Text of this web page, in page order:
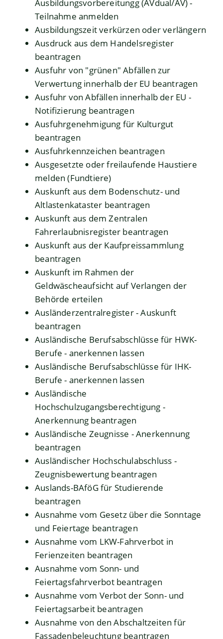
Ausbildungsvorbereitungg (AVdual/AV) -
Teilnahme anmelden
Ausbildungszeit verkürzen oder verlängern
Ausdruck aus dem Handelsregister
beantragen
Ausfuhr von "grünen" Abfällen zur
Verwertung innerhalb der EU beantragen
Ausfuhr von Abfällen innerhalb der EU -
Notifizierung beantragen
Ausfuhrgenehmigung für Kulturgut
beantragen
Ausfuhrkennzeichen beantragen
Ausgesetzte oder freilaufende Haustiere
melden (Fundtiere)
Auskunft aus dem Bodenschutz- und
Altlastenkataster beantragen
Auskunft aus dem Zentralen
Fahrerlaubnisregister beantragen
Auskunft aus der Kaufpreissammlung
beantragen
Auskunft im Rahmen der
Geldwäscheaufsicht auf Verlangen der
Behörde erteilen
Ausländerzentralregister - Auskunft
beantragen
Ausländische Berufsabschlüsse für HWK-
Berufe - anerkennen lassen
Ausländische Berufsabschlüsse für IHK-
Berufe - anerkennen lassen
Ausländische
Hochschulzugangsberechtigung -
Anerkennung beantragen
Ausländische Zeugnisse - Anerkennung
beantragen
Ausländischer Hochschulabschluss -
Zeugnisbewertung beantragen
Auslands-BAföG für Studierende
beantragen
Ausnahme vom Gesetz über die Sonntage
und Feiertage beantragen
Ausnahme vom LKW-Fahrverbot in
Ferienzeiten beantragen
Ausnahme vom Sonn- und
Feiertagsfahrverbot beantragen
Ausnahme vom Verbot der Sonn- und
Feiertagsarbeit beantragen
Ausnahme von den Abschaltzeiten für
Fassadenbeleuchtung beantragen